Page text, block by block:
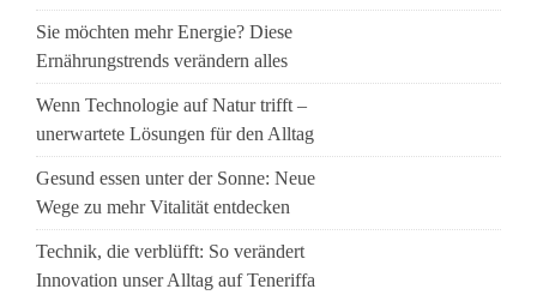
Sie möchten mehr Energie? Diese
Ernährungstrends verändern alles
Wenn Technologie auf Natur trifft –
unerwartete Lösungen für den Alltag
Gesund essen unter der Sonne: Neue
Wege zu mehr Vitalität entdecken
Technik, die verblüfft: So verändert
Innovation unser Alltag auf Teneriffa